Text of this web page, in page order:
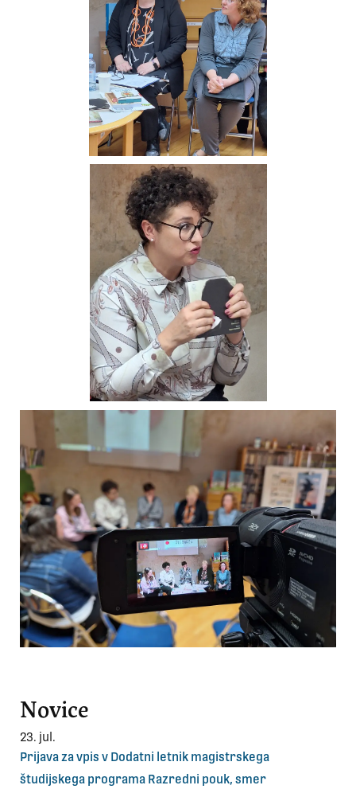
Novice
23. jul.
Prijava za vpis v Dodatni letnik magistrskega
študijskega programa Razredni pouk, smer